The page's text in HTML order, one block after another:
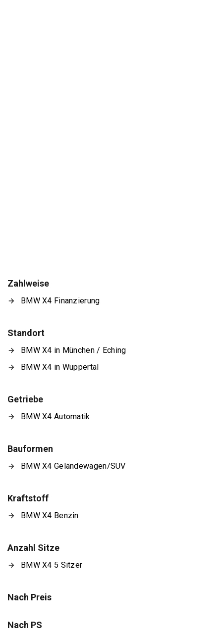
Zahlweise
BMW X4 Finanzierung
Standort
BMW X4 in München / Eching
BMW X4 in Wuppertal
Getriebe
BMW X4 Automatik
Bauformen
BMW X4 Geländewagen/SUV
Kraftstoff
BMW X4 Benzin
Anzahl Sitze
BMW X4 5 Sitzer
Nach Preis
Nach PS